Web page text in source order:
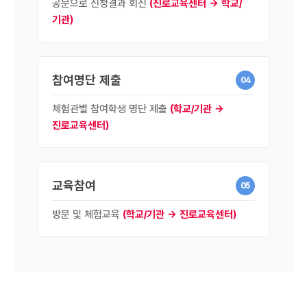
공문으로 신청결과 회신 (진로교육센터 → 학교/
기관)
04
참여명단 제출
체험관별 참여학생 명단 제출 (학교/기관 →
진로교육센터)
05
교육참여
방문 및 체험교육 (학교/기관 → 진로교육센터)